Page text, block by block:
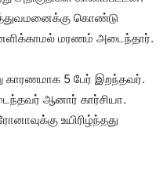
கொண்டு
மரணம் அடைந்தார்.
காரணமாக 5 பேர் இறந்தவர்.
ஆனார் கார்சியா.
உயிரிழ்ந்தது